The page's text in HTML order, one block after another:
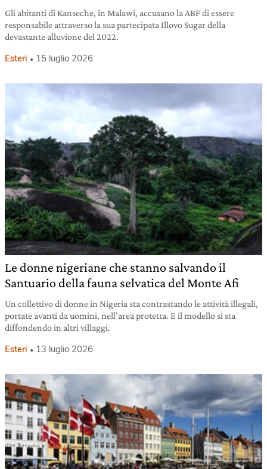
Gli abitanti di Kanseche, in Malawi, accusano la ABF di essere
responsabile attraverso la sua partecipata Illovo Sugar della
devastante alluvione del 2022.
Esteri 15 luglio 2026
Le donne nigeriane che stanno salvando il
Santuario della fauna selvatica del Monte Afi
Un collettivo di donne in Nigeria sta contrastando le attività illegali,
portate avanti da uomini, nell’area protetta. E il modello si sta
diffondendo in altri villaggi.
Esteri 13 luglio 2026